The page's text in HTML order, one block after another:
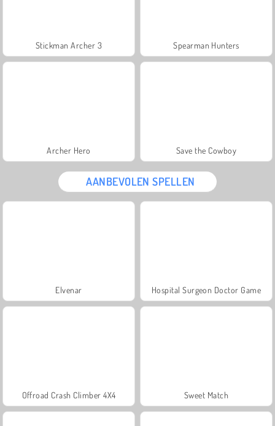
Stickman Archer 3 Spearman Hunters
Archer Hero Save the Cowboy
AANBEVOLEN SPELLEN
Elvenar Hospital Surgeon Doctor Game
Offroad Crash Climber 4X4 Sweet Match